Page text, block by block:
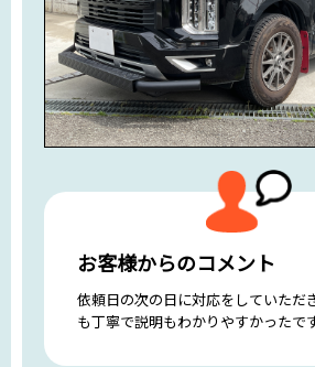
お客様からのコメント
依頼日の次の日に対応をしていただ
も丁寧で説明もわかりやすかったです